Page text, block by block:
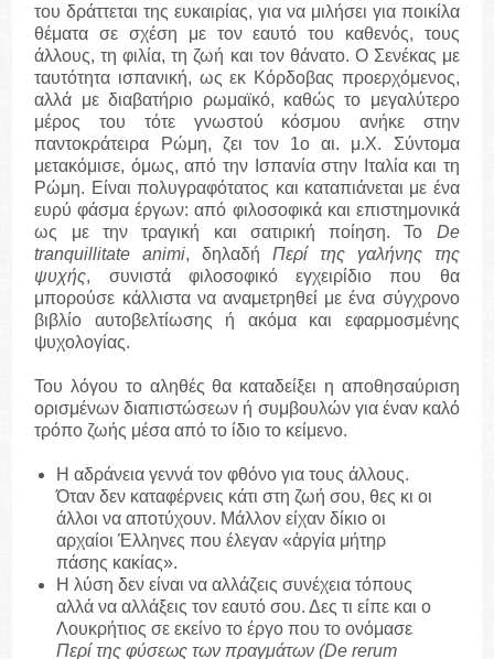
του δράττεται της ευκαιρίας, για να μιλήσει για ποικίλα
θέματα σε σχέση με τον εαυτό του καθενός, τους
άλλους, τη φιλία, τη ζωή και τον θάνατο. Ο Σενέκας με
ταυτότητα ισπανική, ως εκ Κόρδοβας προερχόμενος,
αλλά με διαβατήριο ρωμαϊκό, καθώς το μεγαλύτερο
μέρος του τότε γνωστού κόσμου ανήκε στην
παντοκράτειρα Ρώμη, ζει τον 1ο αι. μ.Χ. Σύντομα
μετακόμισε, όμως, από την Ισπανία στην Ιταλία και τη
Ρώμη. Είναι πολυγραφότατος και καταπιάνεται με ένα
ευρύ φάσμα έργων: από φιλοσοφικά και επιστημονικά
ως με την τραγική και σατιρική ποίηση. Το De
tranquillitate animi, δηλαδήΠερί της γαλήνης της
ψυχής, συνιστά φιλοσοφικό εγχειρίδιο που θα
μπορούσε κάλλιστα να αναμετρηθεί με ένα σύγχρονο
βιβλίο αυτοβελτίωσης ή ακόμα και εφαρμοσμένης
ψυχολογίας.
Του λόγου το αληθές θα καταδείξει η αποθησαύριση
ορισμένων διαπιστώσεων ή συμβουλών για έναν καλό
τρόπο ζωής μέσα από το ίδιο το κείμενο.
Η αδράνεια γεννά τον φθόνο για τους άλλους.
Όταν δεν καταφέρνεις κάτι στη ζωή σου, θες κι οι
άλλοι να αποτύχουν. Μάλλον είχαν δίκιο οι
αρχαίοι Έλληνες που έλεγαν «ἀργία μήτηρ
πάσης κακίας».
Η λύση δεν είναι να αλλάζεις συνέχεια τόπους
αλλά να αλλάξεις τον εαυτό σου. Δες τι είπε και ο
Λουκρήτιος σε εκείνο το έργο που το ονόμασε
Περί της φύσεως των πραγμάτων (De rerum